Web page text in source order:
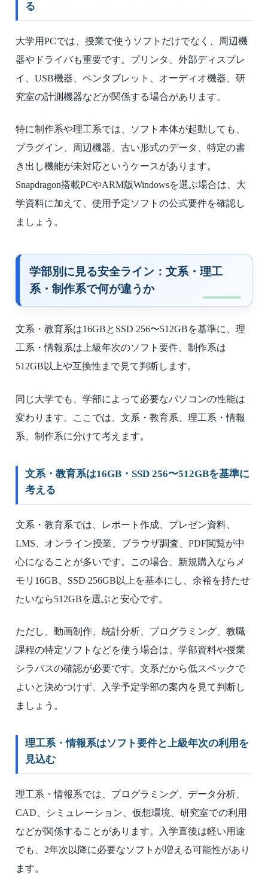
る
大学用PCでは、授業で使うソフトだけでなく、周辺機
器やドライバも重要です。プリンタ、外部ディスプレ
イ、USB機器、ペンタブレット、オーディオ機器、研
究室の計測機器などが関係する場合があります。
特に制作系や理工系では、ソフト本体が起動しても、
プラグイン、周辺機器、古い形式のデータ、特定の書
き出し機能が未対応というケースがあります。
Snapdragon搭載PCやARM版Windowsを選ぶ場合は、大
学資料に加えて、使用予定ソフトの公式要件を確認し
ましょう。
学部別に見る安全ライン：文系・理工
系・制作系で何が違うか
文系・教育系は16GBとSSD 256〜512GBを基準に、理
工系・情報系は上級年次のソフト要件、制作系は
512GB以上や互換性まで見て判断します。
同じ大学でも、学部によって必要なパソコンの性能は
変わります。ここでは、文系・教育系、理工系・情報
系、制作系に分けて考えます。
文系・教育系は16GB・SSD 256〜512GBを基準に
考える
文系・教育系では、レポート作成、プレゼン資料、
LMS、オンライン授業、ブラウザ調査、PDF閲覧が中
心になることが多いです。この場合、新規購入ならメ
モリ16GB、SSD 256GB以上を基本にし、余裕を持たせ
たいなら512GBを選ぶと安心です。
ただし、動画制作、統計分析、プログラミング、教職
課程の特定ソフトなどを使う場合は、学部資料や授業
シラバスの確認が必要です。文系だから低スペックで
よいと決めつけず、入学予定学部の案内を見て判断し
ましょう。
理工系・情報系はソフト要件と上級年次の利用を
見込む
理工系・情報系では、プログラミング、データ分析、
CAD、シミュレーション、仮想環境、研究室での利用
などが関係することがあります。入学直後は軽い用途
でも、2年次以降に必要なソフトが増える可能性があり
ます。